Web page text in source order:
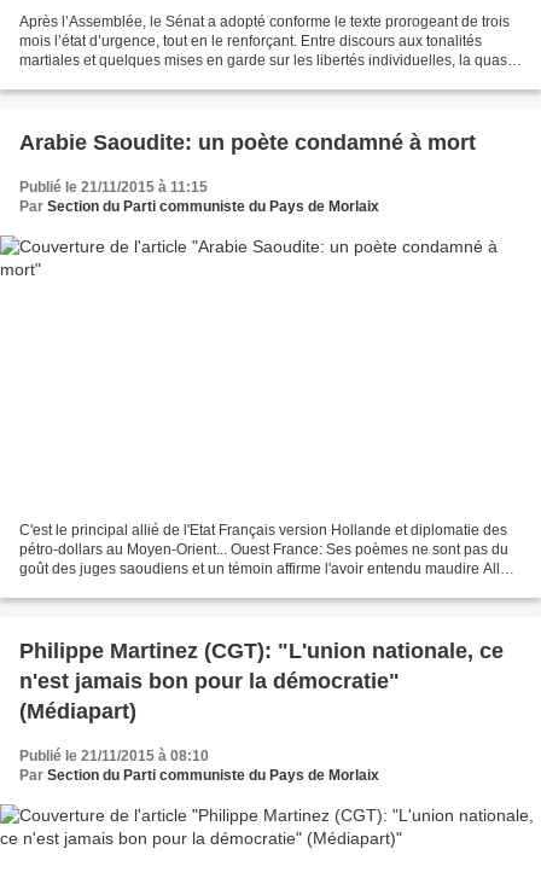
Après l’Assemblée, le Sénat a adopté conforme le texte prorogeant de trois
mois l’état d’urgence, tout en le renforçant. Entre discours aux tonalités
martiales et quelques mises en garde sur les libertés individuelles, la quasi-
Arabie Saoudite: un poète condamné à mort
Publié le 21/11/2015 à 11:15
Par Section du Parti communiste du Pays de Morlaix
C'est le principal allié de l'Etat Français version Hollande et diplomatie des
pétro-dollars au Moyen-Orient... Ouest France: Ses poèmes ne sont pas du
goût des juges saoudiens et un témoin affirme l'avoir entendu maudire Allah,
Philippe Martinez (CGT): "L'union nationale, ce
n'est jamais bon pour la démocratie"
(Médiapart)
Publié le 21/11/2015 à 08:10
Par Section du Parti communiste du Pays de Morlaix